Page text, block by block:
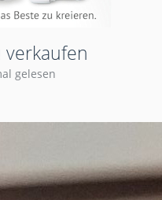
verkaufen
gelesen